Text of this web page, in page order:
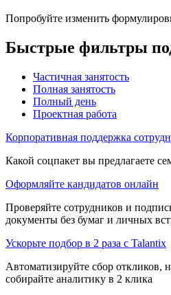
Попробуйте изменить
Быстрые фильтры
Частичная занятость
Полная занятость
Полный день
Проектная работа
Корпоративная поддержка
Какой соцпакет вы предлагаете
Оформляйте кандидатов онлайн
Проверяйте сотрудников и
документы без бумаг и личных
Ускорьте подбор в 2 раза с Talantix
Автоматизируйте сбор откликов,
собирайте аналитику в 2 клика